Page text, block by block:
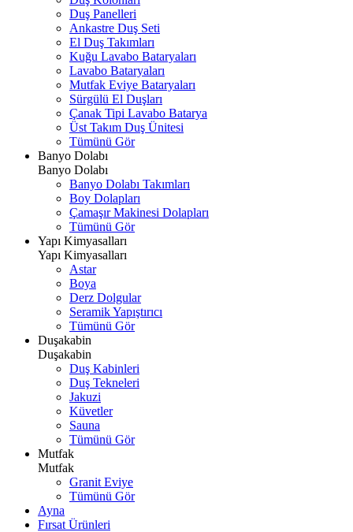
Duş Panelleri
Ankastre Duş Seti
El Duş Takımları
Kuğu Lavabo Bataryaları
Lavabo Bataryaları
Mutfak Eviye Bataryaları
Sürgülü El Duşları
Çanak Tipi Lavabo Batarya
Üst Takım Duş Ünitesi
Tümünü Gör
Banyo Dolabı
Banyo Dolabı
Banyo Dolabı Takımları
Boy Dolapları
Çamaşır Makinesi Dolapları
Tümünü Gör
Yapı Kimyasalları
Yapı Kimyasalları
Astar
Boya
Derz Dolgular
Seramik Yapıştırıcı
Tümünü Gör
Duşakabin
Duşakabin
Duş Kabinleri
Duş Tekneleri
Jakuzi
Küvetler
Sauna
Tümünü Gör
Mutfak
Mutfak
Granit Eviye
Tümünü Gör
Ayna
Fırsat Ürünleri